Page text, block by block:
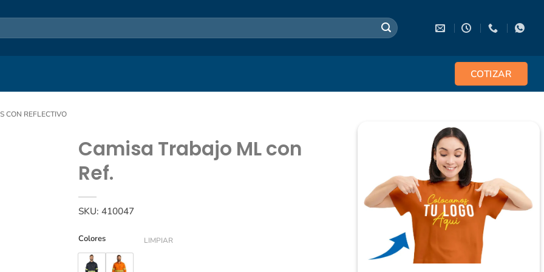
COTIZAR
CON REFLECTIVO
Camisa Trabajo ML con
Ref.
SKU: 410047
Colores LIMPIAR